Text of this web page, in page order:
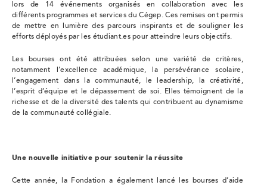
lors de 14 événements organisés en collaboration avec les
différents programmes et services du Cégep. Ces remises ont permis
de mettre en lumière des parcours inspirants et de souligner les
efforts déployés par les étudiant.es pour atteindre leurs objectifs.
Les bourses ont été attribuées selon une variété de critères,
notamment l’excellence académique, la persévérance scolaire,
l’engagement dans la communauté, le leadership, la créativité,
l’esprit d’équipe et le dépassement de soi. Elles témoignent de la
richesse et de la diversité des talents qui contribuent au dynamisme
de la communauté collégiale.
Une nouvelle initiative pour soutenir la réussite
Cette année, la Fondation a également lancé les bourses d’aide